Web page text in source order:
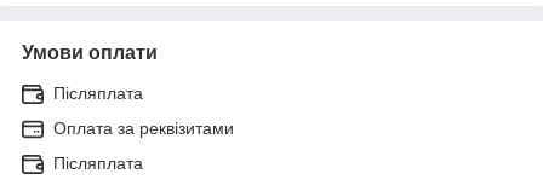
Умови оплати
Післяплата
Оплата за реквізитами
Післяплата